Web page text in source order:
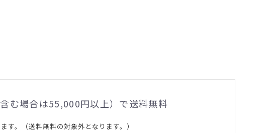
む場合は55,000円以上）で送料無料
。（送料無料の対象外となります。）